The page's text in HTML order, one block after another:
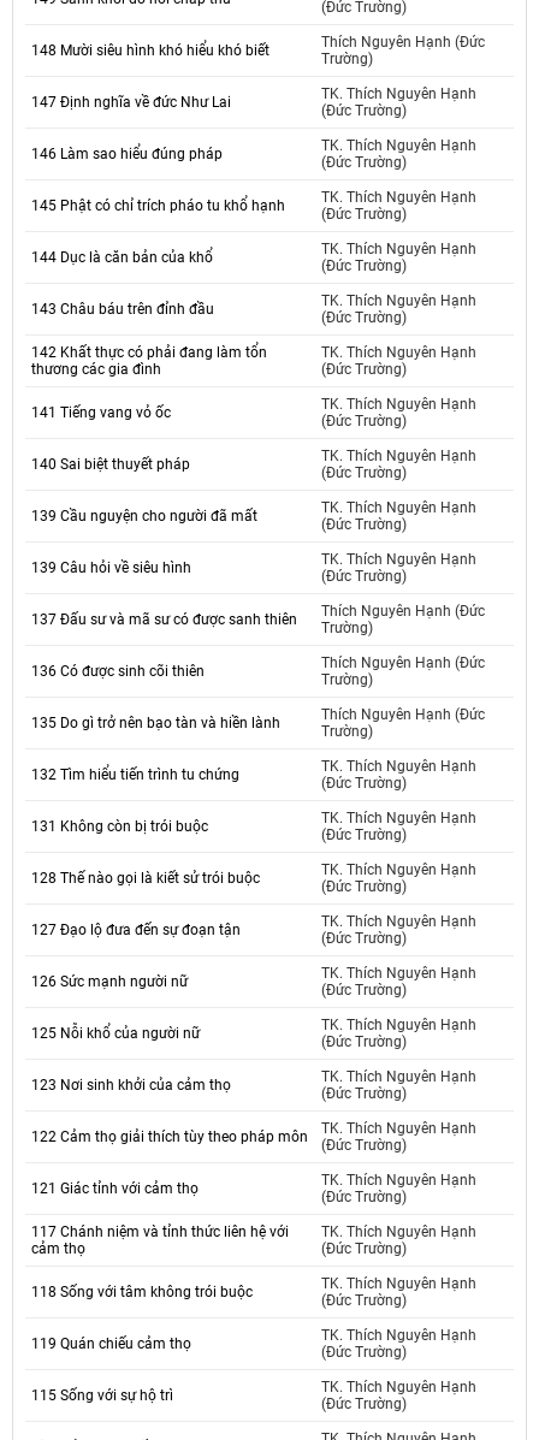
(Đức Trường)
148 Mười siêu hình khó hiểu khó biết
Thích Nguyên Hạnh (Đức
Trường)
147 Định nghĩa về đức Như Lai
TK. Thích Nguyên Hạnh
(Đức Trường)
146 Làm sao hiểu đúng pháp
TK. Thích Nguyên Hạnh
(Đức Trường)
145 Phật có chỉ trích pháo tu khổ hạnh
TK. Thích Nguyên Hạnh
(Đức Trường)
144 Dục là căn bản của khổ
TK. Thích Nguyên Hạnh
(Đức Trường)
143 Châu báu trên đỉnh đầu
TK. Thích Nguyên Hạnh
(Đức Trường)
142 Khất thực có phải đang làm tổn
thương các gia đình
TK. Thích Nguyên Hạnh
(Đức Trường)
141 Tiếng vang vỏ ốc
TK. Thích Nguyên Hạnh
(Đức Trường)
140 Sai biệt thuyết pháp
TK. Thích Nguyên Hạnh
(Đức Trường)
139 Cầu nguyện cho người đã mất
TK. Thích Nguyên Hạnh
(Đức Trường)
139 Câu hỏi về siêu hình
TK. Thích Nguyên Hạnh
(Đức Trường)
137 Đấu sư và mã sư có được sanh thiên
Thích Nguyên Hạnh (Đức
Trường)
136 Có được sinh cõi thiên
Thích Nguyên Hạnh (Đức
Trường)
135 Do gì trở nên bạo tàn và hiền lành
Thích Nguyên Hạnh (Đức
Trường)
132 Tìm hiểu tiến trình tu chứng
TK. Thích Nguyên Hạnh
(Đức Trường)
131 Không còn bị trói buộc
TK. Thích Nguyên Hạnh
(Đức Trường)
128 Thế nào gọi là kiết sử trói buộc
TK. Thích Nguyên Hạnh
(Đức Trường)
127 Đạo lộ đưa đến sự đoạn tận
TK. Thích Nguyên Hạnh
(Đức Trường)
126 Sức mạnh người nữ
TK. Thích Nguyên Hạnh
(Đức Trường)
125 Nỗi khổ của người nữ
TK. Thích Nguyên Hạnh
(Đức Trường)
123 Nơi sinh khởi của cảm thọ
TK. Thích Nguyên Hạnh
(Đức Trường)
122 Cảm thọ giải thích tùy theo pháp môn
TK. Thích Nguyên Hạnh
(Đức Trường)
121 Giác tỉnh với cảm thọ
TK. Thích Nguyên Hạnh
(Đức Trường)
117 Chánh niệm và tỉnh thức liên hệ với
cảm thọ
TK. Thích Nguyên Hạnh
(Đức Trường)
118 Sống với tâm không trói buộc
TK. Thích Nguyên Hạnh
(Đức Trường)
119 Quán chiếu cảm thọ
TK. Thích Nguyên Hạnh
(Đức Trường)
115 Sống với sự hộ trì
TK. Thích Nguyên Hạnh
(Đức Trường)